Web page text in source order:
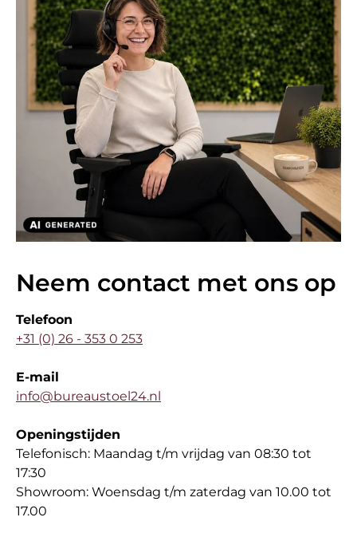
Neem contact met ons op
Telefoon
+31 (0) 26 - 353 0 253
E-mail
info@bureaustoel24.nl
Openingstijden
Telefonisch: Maandag t/m vrijdag van 08:30 tot
17:30
Showroom: Woensdag t/m zaterdag van 10.00 tot
17.00